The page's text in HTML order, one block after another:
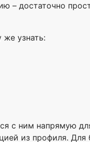
– достаточно
же узнать:
с ним напрямую
из профиля.